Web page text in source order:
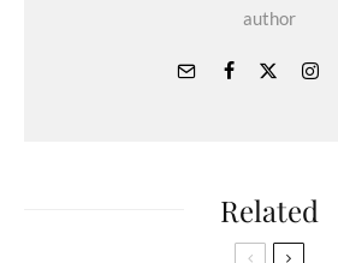
author
Related